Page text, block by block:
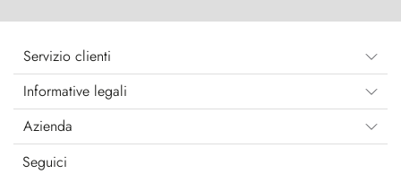
Servizio clienti
Informative legali
Azienda
Seguici